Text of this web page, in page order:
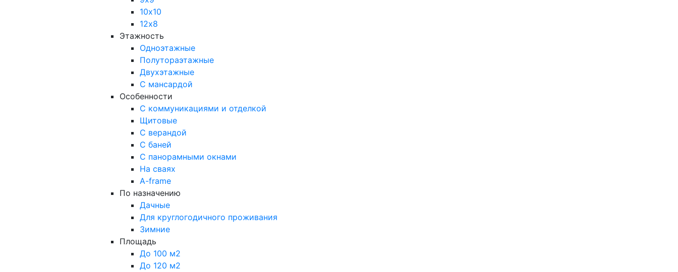
10х10
12х8
Этажность
Одноэтажные
Полутораэтажные
Двухэтажные
С мансардой
Особенности
С коммуникациями и отделкой
Щитовые
С верандой
С баней
С панорамными окнами
На сваях
A-frame
По назначению
Дачные
Для круглогодичного проживания
Зимние
Площадь
До 100 м2
До 120 м2